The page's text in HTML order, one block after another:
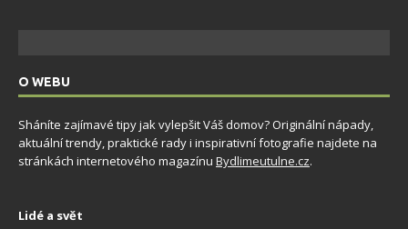
O WEBU
Sháníte zajímavé tipy jak vylepšit Váš domov? Originální nápady,
aktuální trendy, praktické rady i inspirativní fotografie najdete na
stránkách internetového magazínu Bydlimeutulne.cz.
Lidé a svět